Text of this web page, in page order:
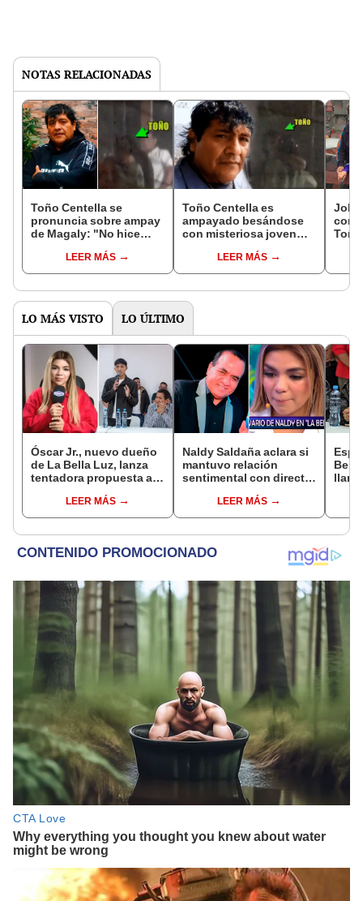
NOTAS RELACIONADAS
Toño Centella se
pronuncia sobre ampay
de Magaly: "No hice
bailando
coquetamente"
LEER MÁS
Toño Centella es
ampayado besándose
con misteriosa joven
separación con su
esposa
LEER MÁS
LO MÁS VISTO LO ÚLTIMO
Óscar Jr., nuevo dueño
de La Bella Luz, lanza
tentadora propuesta a
denuncia por
tocamientos: “Va a
LEER MÁS
Naldy Saldaña aclara si
mantuvo relación
sentimental con director
denunciarlo por
tocamientos: “Me
LEER MÁS
me